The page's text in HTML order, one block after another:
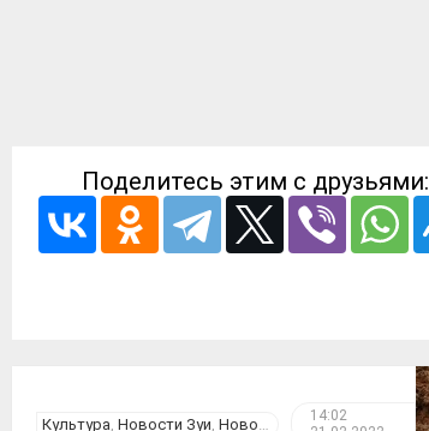
Поделитесь этим с друзьями:
Культура Новости Зуи Новости Крыма
14:02